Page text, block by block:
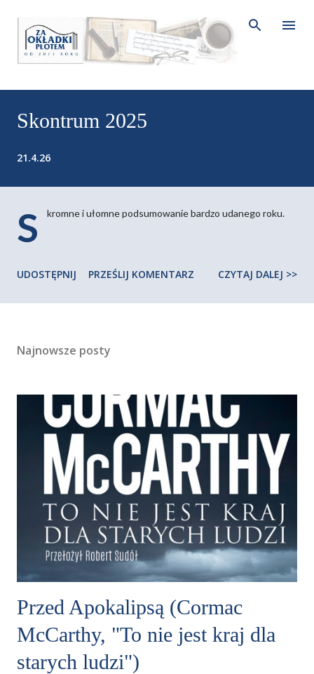
Przejdź do głównej zawartości
Skontrum 2025
21.4.26
S kromne i ułomne podsumowanie bardzo udanego roku.
UDOSTĘPNIJ PRZEŚLIJ KOMENTARZ CZYTAJ DALEJ >>
Najnowsze posty
Przed Apokalipsą (Cormac
McCarthy, "To nie jest kraj dla
starych ludzi")